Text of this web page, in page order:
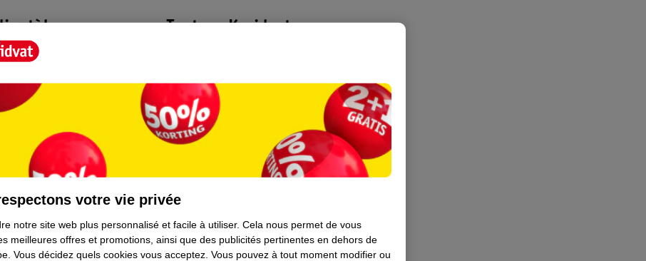
Tout sur Kruidvat
Formule commerciale
Coordonnées de l’entreprise
Plus durable
votre vie privée
notre site web plus personnalisé et facile à utiliser. Cela nous permet de vous
meilleures offres et promotions, ainsi que des publicités pertinentes en dehors de
Vous décidez quels cookies vous acceptez. Vous pouvez à tout moment modifier ou